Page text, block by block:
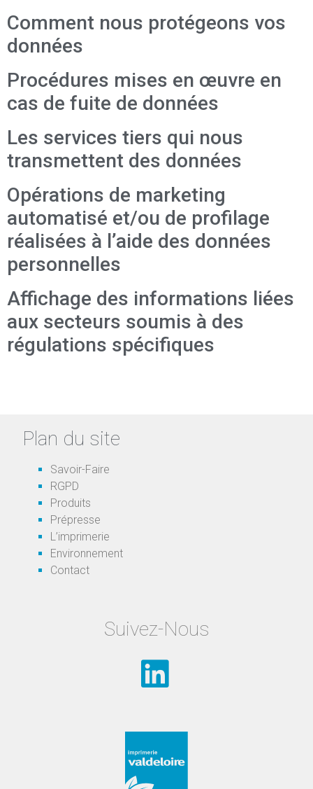
Comment nous protégeons vos
données
Procédures mises en œuvre en
cas de fuite de données
Les services tiers qui nous
transmettent des données
Opérations de marketing
automatisé et/ou de profilage
réalisées à l’aide des données
personnelles
Affichage des informations liées
aux secteurs soumis à des
régulations spécifiques
Plan du site
Savoir-Faire
RGPD
Produits
Prépresse
L’imprimerie
Environnement
Contact
Suivez-Nous